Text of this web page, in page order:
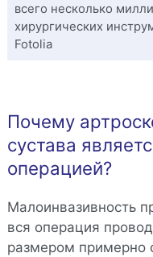
всего несколько
хирургических
Fotolia
Почему
сустава
операцией?
Малоинвазивность
вся операция
размером примерно